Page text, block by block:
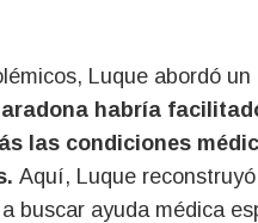
Luque abordó
habría
las condiciones
Aquí, Luque
buscar ayuda médica